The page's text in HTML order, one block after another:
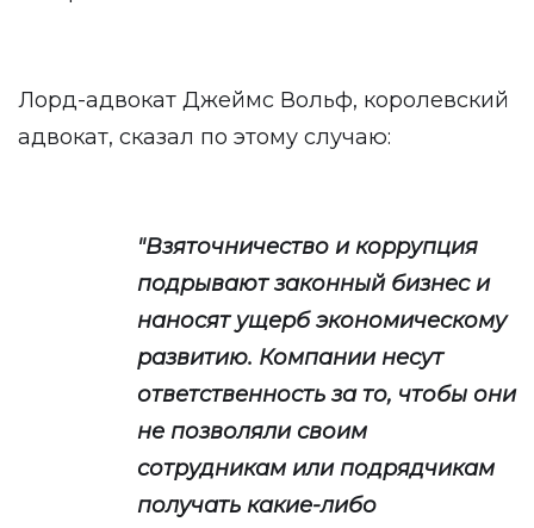
Лорд-адвокат Джеймс Вольф, королевский
адвокат, сказал по этому случаю:
"Взяточничество и коррупция
подрывают законный бизнес и
наносят ущерб экономическому
развитию. Компании несут
ответственность за то, чтобы они
не позволяли своим
сотрудникам или подрядчикам
получать какие-либо